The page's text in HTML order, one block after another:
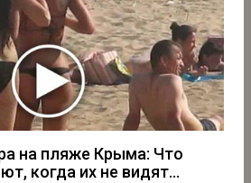
на пляже Крыма: Что
когда их не видят...